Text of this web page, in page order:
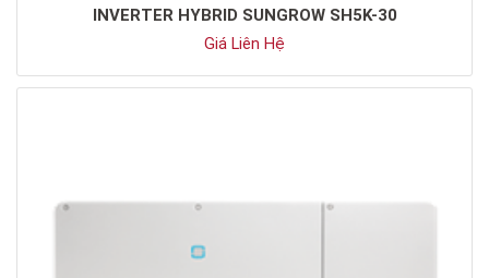
INVERTER HYBRID SUNGROW SH5K-30
Giá Liên Hệ